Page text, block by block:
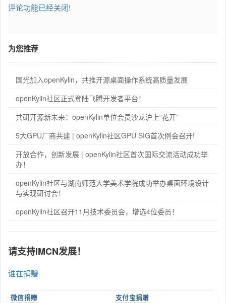
评论功能已经关闭!
为您推荐
国光加入openKylin，共推开源桌面操作系统高质量发展
openKylin社区正式登陆飞腾开发者平台！
共研开源新未来：openKylin单位会员沙龙沪上“花开”
5大GPU厂商共建 | openKylin社区GPU SIG首次例会召开!
开放合作，创新发展 | openKylin社区首次国际交流活动成功举
办！
openKylin社区与湖南师范大学美术学院成功举办桌面环境设计
与实现研讨会！
openKylin社区召开11月技术委员会，增选4位委员！
请支持IMCN发展！
谁在捐赠
微信捐赠 支付宝捐赠